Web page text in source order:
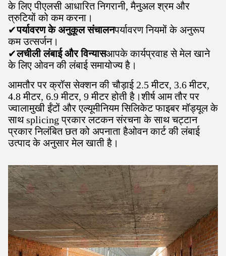
के लिए पीएलसी आधारित निगरानी, मैनुअल श्रम और
त्रुटियों को कम करना।
✔पर्यावरण के अनुकूल संचालनपर्यावरण नियमों के अनुरूप
कम उत्सर्जन।
✔लचीली लंबाई और विन्यासआपके कार्यप्रवाह से मेल खाने
के लिए ओवन की लंबाई समायोज्य है।
आमतौर पर क्रॉस सेक्शन की चौड़ाई 2.5 मीटर, 3.6 मीटर,
4.8 मीटर, 6.9 मीटर, 9 मीटर होती है।शीर्ष आम तौर पर
ज्वालामुखी ईंटों और एल्यूमीनियम सिलिकेट फाइबर मॉड्यूल के
साथ splicing प्रकार लटकन संरचना के साथ चट्टान
प्रकार निलंबित छत को अपनाता हैओवन कार्ट की लंबाई
उत्पाद के अनुसार मेल खाती है।